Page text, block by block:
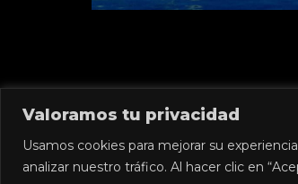
Valoramos tu privacidad
Usamos cookies para mejorar su
analizar nuestro tráfico. Al hacer clic en